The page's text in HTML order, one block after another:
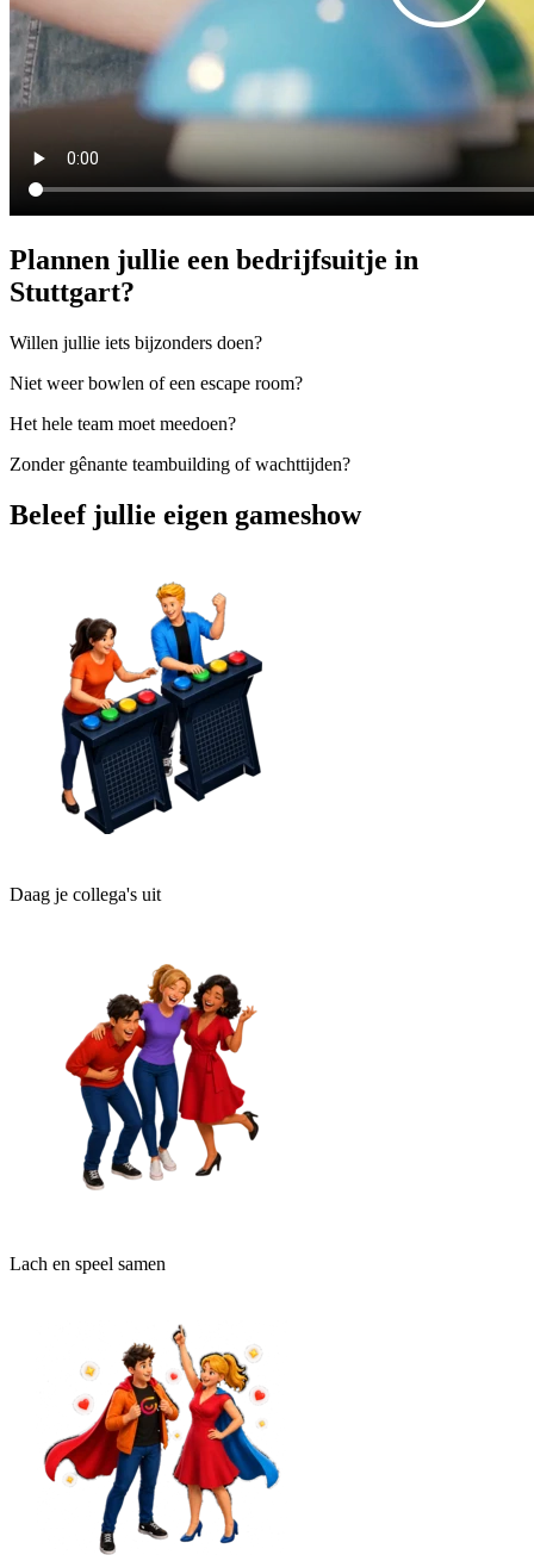
Plannen jullie een bedrijfsuitje in
Stuttgart?
Willen jullie iets bijzonders doen?
Niet weer bowlen of een escape room?
Het hele team moet meedoen?
Zonder gênante teambuilding of wachttijden?
Beleef jullie eigen gameshow
Daag je collega's uit
Lach en speel samen